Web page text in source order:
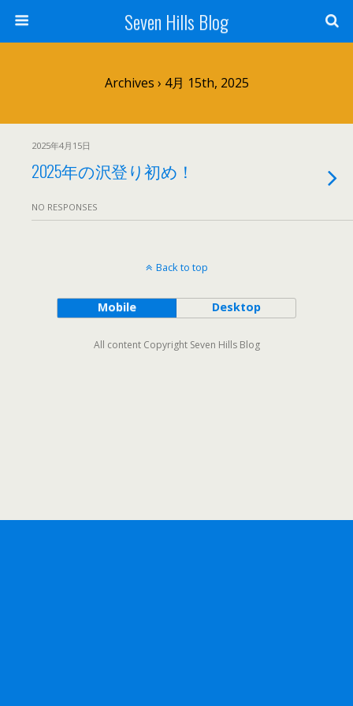
Seven Hills Blog
Archives › 4月 15th, 2025
2025年4月15日
2025年の沢登り初め！
NO RESPONSES
Back to top
Mobile Desktop
All content Copyright Seven Hills Blog